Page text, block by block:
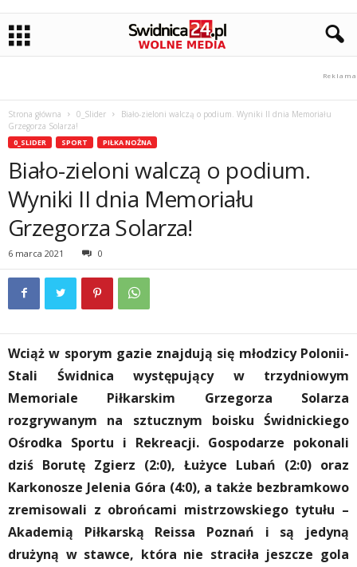
Strona główna 0_Slider
Biało-zieloni walczą o podium. Wyniki II dnia Memoriału
Grzegorza Solarza!
0_SLIDER SPORT PIŁKA NOŻNA
Biało-zieloni walczą o podium.
Wyniki II dnia Memoriału
Grzegorza Solarza!
6 marca 2021 0
Wciąż w sporym gazie znajdują się młodzicy Polonii-
Stali Świdnica występujący w trzydniowym
Memoriale Piłkarskim Grzegorza Solarza
rozgrywanym na sztucznym boisku Świdnickiego
Ośrodka Sportu i Rekreacji. Gospodarze pokonali
dziś Borutę Zgierz (2:0), Łużyce Lubań (2:0) oraz
Karkonosze Jelenia Góra (4:0), a także bezbramkowo
zremisowali z obrońcami mistrzowskiego tytułu –
Akademią Piłkarską Reissa Poznań i są jedyną
drużyną w stawce, która nie straciła jeszcze gola